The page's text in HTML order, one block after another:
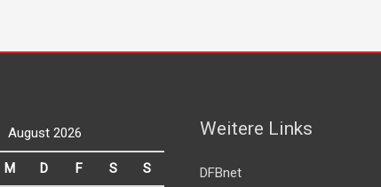
August 2026
M D F S S
Weitere Links
DFBnet